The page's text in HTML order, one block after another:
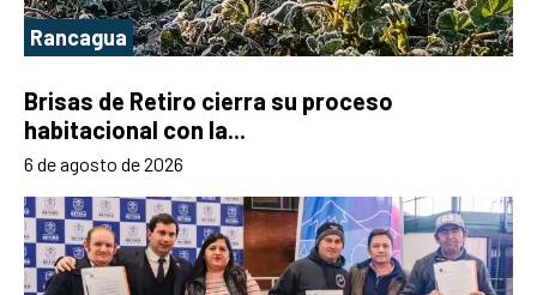
Rancagua
Brisas de Retiro cierra su proceso
habitacional con la...
6 de agosto de 2026